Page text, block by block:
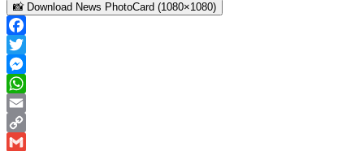
📸 Download News PhotoCard (1080×1080)
Facebook
Twitter
Messenger
WhatsApp
Email
Copy